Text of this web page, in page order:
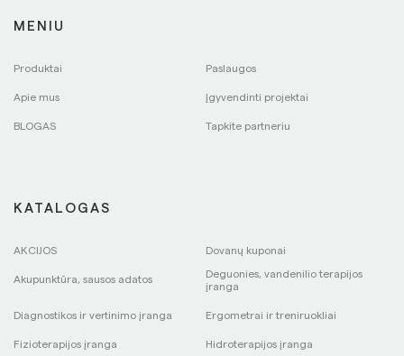
MENIU
Produktai Paslaugos
Apie mus Įgyvendinti projektai
BLOGAS Tapkite partneriu
KATALOGAS
AKCIJOS Dovanų kuponai
Akupunktūra, sausos adatos
Deguonies, vandenilio terapijos
įranga
Diagnostikos ir vertinimo įranga Ergometrai ir treniruokliai
Fizioterapijos įranga Hidroterapijos įranga